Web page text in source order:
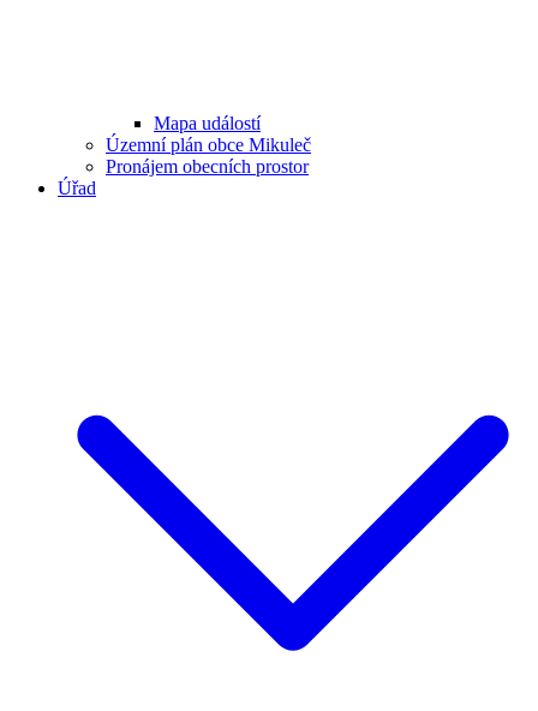
Mapa událostí
Územní plán obce Mikuleč
Pronájem obecních prostor
Úřad